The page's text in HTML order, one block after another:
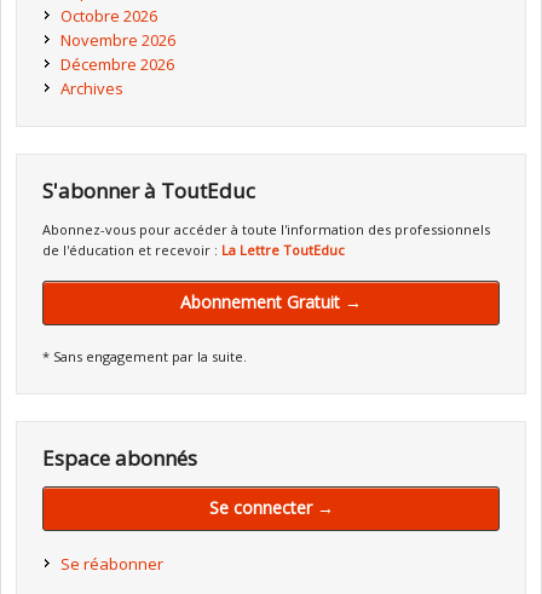
Octobre 2026
Novembre 2026
Décembre 2026
Archives
S'abonner à ToutEduc
Abonnez-vous pour accéder à toute l'information des professionnels
de l'éducation et recevoir : La Lettre ToutEduc
Abonnement Gratuit →
* Sans engagement par la suite.
Espace abonnés
Se connecter →
Se réabonner